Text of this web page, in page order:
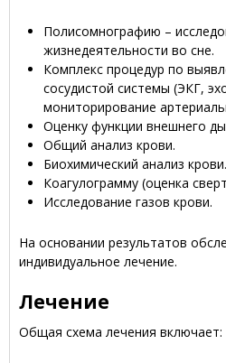
Полисомнографию –
жизнедеятельности во сне.
Комплекс процедур по
сосудистой системы (ЭКГ,
мониторирование
Оценку функции внешнего
Общий анализ крови.
Биохимический анализ крови.
Коагулограмму (оценка
Исследование газов крови.
На основании результатов
индивидуальное лечение.
Лечение
Общая схема лечения включает: